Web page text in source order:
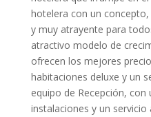
hotelera con un
y muy atrayente para
atractivo modelo de
ofrecen los mejores
habitaciones deluxe y un
equipo de Recepción,
instalaciones y un